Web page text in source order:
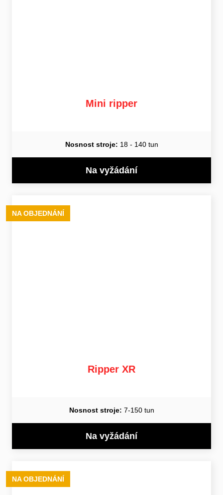
Mini ripper
Nosnost stroje: 18 - 140 tun
Na vyžádání
NA OBJEDNÁNÍ
Ripper XR
Nosnost stroje: 7-150 tun
Na vyžádání
NA OBJEDNÁNÍ